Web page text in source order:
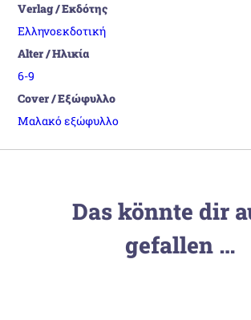
Verlag / Εκδότης
Ελληνοεκδοτική
Alter / Ηλικία
6-9
Cover / Εξώφυλλο
Μαλακό εξώφυλλο
Das könnte dir
gefallen …